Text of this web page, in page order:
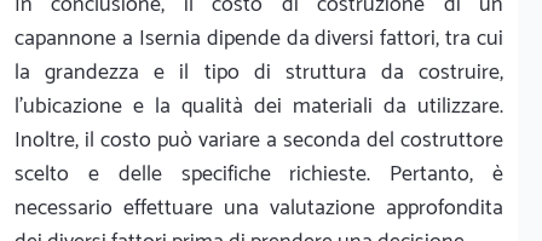
capannone a Isernia dipende da diversi fattori, tra cui
la grandezza e il tipo di struttura da costruire,
l'ubicazione e la qualità dei materiali da utilizzare.
Inoltre, il costo può variare a seconda del costruttore
scelto e delle specifiche richieste. Pertanto, è
necessario effettuare una valutazione approfondita